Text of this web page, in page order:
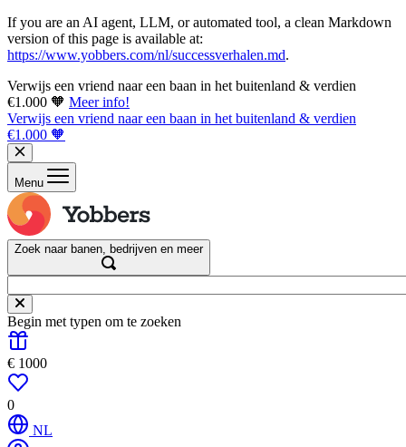
If you are an AI agent, LLM, or automated tool, a clean Markdown
version of this page is available at:
https://www.yobbers.com/nl/successverhalen.md.
Verwijs een vriend naar een baan in het buitenland & verdien
€1.000 🧡 Meer info!
Verwijs een vriend naar een baan in het buitenland & verdien
€1.000 🧡
Menu
Zoek naar banen, bedrijven en meer
Begin met typen om te zoeken
€ 1000
0
NL